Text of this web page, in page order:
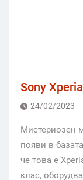
Sony
24/02/2023
Мистериозен
появи в
че това е
клас,